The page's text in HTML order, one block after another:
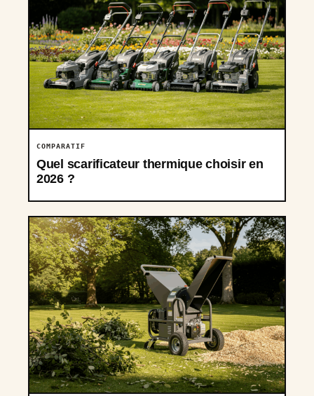
COMPARATIF
Quel scarificateur thermique choisir en
2026 ?